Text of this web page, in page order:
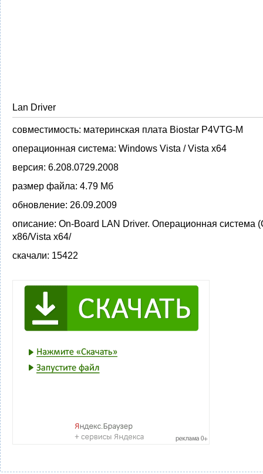
Lan Driver
совместимость: материнская плата Biostar P4VTG-M
операционная система: Windows Vista / Vista x64
версия: 6.208.0729.2008
размер файла: 4.79 Мб
обновление: 26.09.2009
описание: On-Board LAN Driver. Операционная система
x86/Vista x64/
скачали: 15422